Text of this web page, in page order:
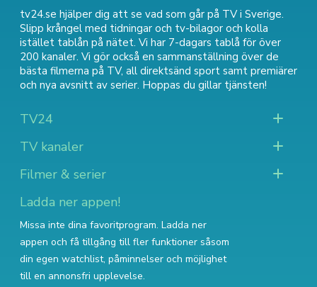
tv24.se hjälper dig att se vad som går på TV i Sverige.
Slipp krångel med tidningar och tv-bilagor och kolla
istället tablån på nätet. Vi har 7-dagars tablå för över
200 kanaler. Vi gör också en sammanställning över de
bästa filmerna på TV, all direktsänd sport samt premiärer
och nya avsnitt av serier. Hoppas du gillar tjänsten!
TV24
TV kanaler
Filmer & serier
Ladda ner appen!
Missa inte dina favoritprogram. Ladda ner
appen och få tillgång till fler funktioner såsom
din egen watchlist, påminnelser och möjlighet
till en annonsfri upplevelse.